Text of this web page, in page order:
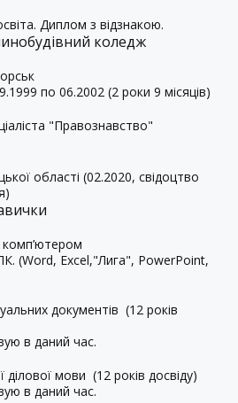
Диплом з відзнакою.
коледж
по 06.2002 (2 роки 9 місяців)
"Правознавство"
області (02.2020, свідоцтво
(Word, Excel,"Лига", PowerPoint,
документів (12 років
в даний час.
ділової мови (12 років досвіду)
в даний час.